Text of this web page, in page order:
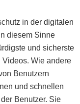
in der digitalen
diesem Sinne
und sicherste
Wie andere
Benutzern
und schnellen
Benutzer. Sie